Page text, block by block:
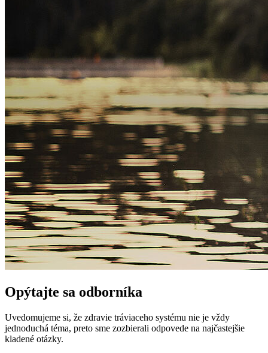
Opýtajte sa odborníka
Uvedomujeme si, že zdravie tráviaceho systému nie je vždy
jednoduchá téma, preto sme zozbierali odpovede na najčastejšie
kladené otázky.